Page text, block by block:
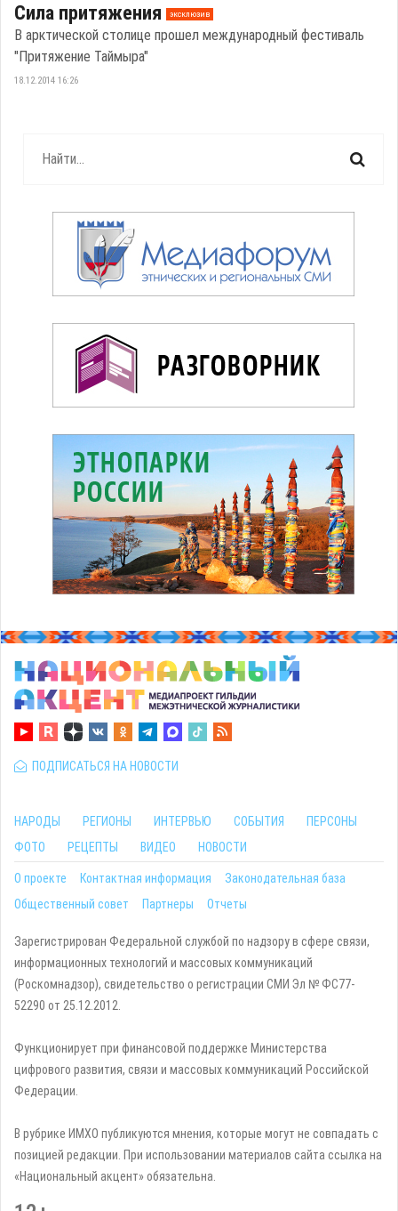
Сила притяжения эксклюзив
В арктической столице прошел международный фестиваль
"Притяжение Таймыра"
18.12.2014 16:26
ПОДПИСАТЬСЯ НА НОВОСТИ
НАРОДЫ РЕГИОНЫ ИНТЕРВЬЮ СОБЫТИЯ
ПЕРСОНЫ
ФОТО
РЕЦЕПТЫ ВИДЕО НОВОСТИ
О проекте Контактная информация
Законодательная база
Общественный совет
Партнеры Отчеты
Зарегистрирован Федеральной службой по надзору в сфере связи,
информационных технологий и массовых коммуникаций
(Роскомнадзор), свидетельство о регистрации СМИ Эл № ФС77-
52290 от 25.12.2012.
Функционирует при финансовой поддержке Министерства
цифрового развития, связи и массовых коммуникаций Российской
Федерации.
В рубрике ИМХО публикуются мнения, которые могут не совпадать с
позицией редакции. При использовании материалов сайта ссылка на
«Национальный акцент» обязательна.